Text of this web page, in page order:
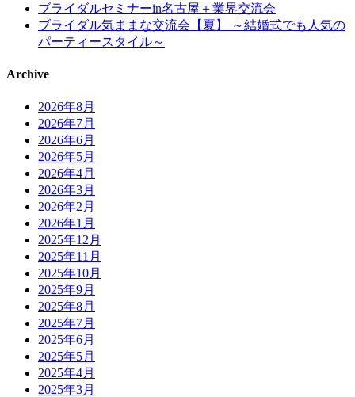
ブライダルセミナーin名古屋＋業界交流会
ブライダル気ままな交流会【夏】 ～結婚式でも人気の
パーティースタイル～
Archive
2026年8月
2026年7月
2026年6月
2026年5月
2026年4月
2026年3月
2026年2月
2026年1月
2025年12月
2025年11月
2025年10月
2025年9月
2025年8月
2025年7月
2025年6月
2025年5月
2025年4月
2025年3月